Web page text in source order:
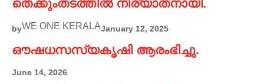
തെക്കുംതടത്തിൽ നിര്യാതനായി.
byWE ONE KERALAJanuary 12, 2025
ഔഷധസസ്യകൃഷി ആരംഭിച്ചു.
June 14, 2026